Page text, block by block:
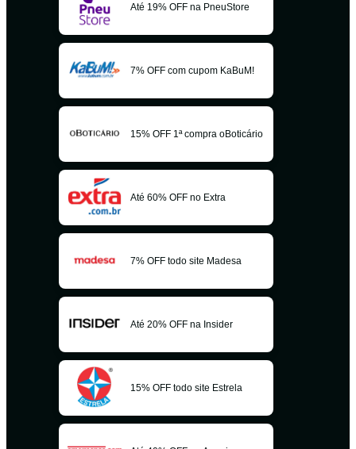
Até 19% OFF na PneuStore
7% OFF com cupom KaBuM!
15% OFF 1ª compra oBoticário
Até 60% OFF no Extra
7% OFF todo site Madesa
Até 20% OFF na Insider
15% OFF todo site Estrela